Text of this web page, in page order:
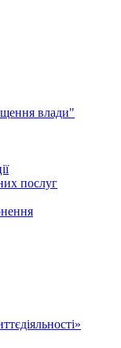
влади"
послуг